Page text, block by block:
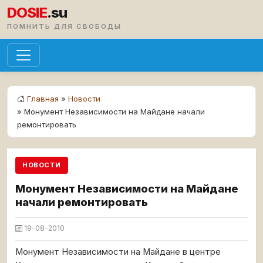
DOSIE.su
ПОМНИТЬ ДЛЯ СВОБОДЫ
Главная » Новости
» Монумент Независимости на Майдане начали
ремонтировать
НОВОСТИ
Монумент Независимости на Майдане
начали ремонтировать
19-08-2010
Монумент Независимости на Майдане в центре